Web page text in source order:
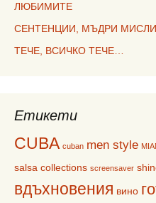
ЛЮБИМИТЕ
СЕНТЕНЦИИ, МЪДРИ МИСЛИ
ТЕЧЕ, ВСИЧКО ТЕЧЕ…
Етикети
CUBA cuban men style
salsa collections screensaver
вдъхновения вино